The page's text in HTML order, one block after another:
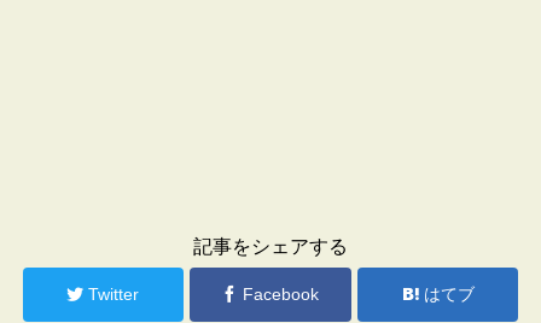
記事をシェアする
Twitter Facebook はてブ